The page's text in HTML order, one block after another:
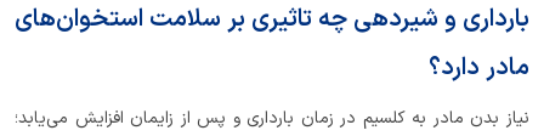
بارداری و شیردهی چه تاثیری بر سلامت استخوان‌های
مادر دارد؟
نیاز بدن مادر به کلسیم در زمان بارداری و پس از زایمان افزایش می‌یابد؛